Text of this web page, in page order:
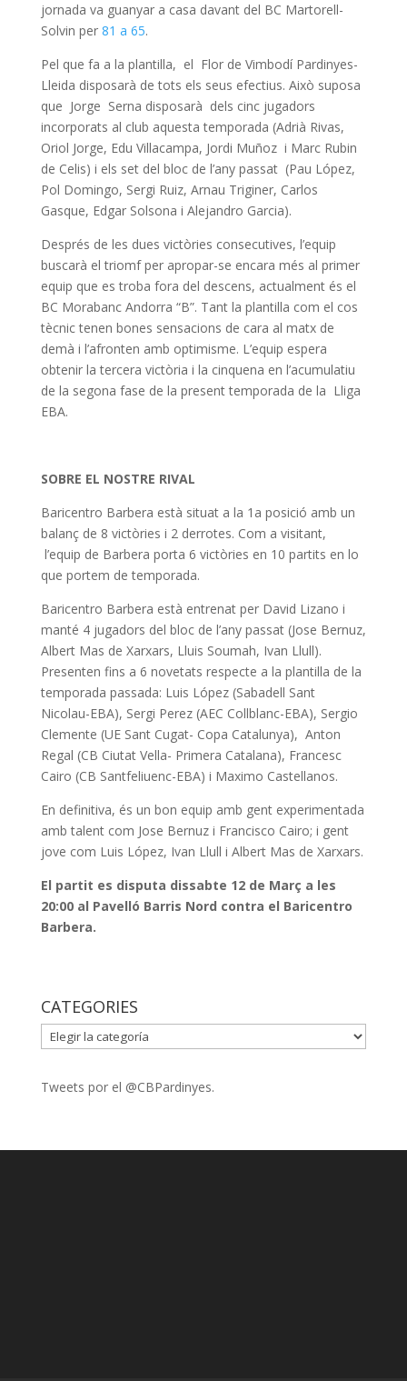
jornada va guanyar a casa davant del BC Martorell-
Solvin per 81 a 65.
Pel que fa a la plantilla, el Flor de Vimbodí Pardinyes-
Lleida disposarà de tots els seus efectius. Això suposa
que Jorge Serna disposarà dels cinc jugadors
incorporats al club aquesta temporada (Adrià Rivas,
Oriol Jorge, Edu Villacampa, Jordi Muñoz i Marc Rubin
de Celis) i els set del bloc de l’any passat (Pau López,
Pol Domingo, Sergi Ruiz, Arnau Triginer, Carlos
Gasque, Edgar Solsona i Alejandro Garcia).
Després de les dues victòries consecutives, l’equip
buscarà el triomf per apropar-se encara més al primer
equip que es troba fora del descens, actualment és el
BC Morabanc Andorra “B”. Tant la plantilla com el cos
tècnic tenen bones sensacions de cara al matx de
demà i l’afronten amb optimisme. L’equip espera
obtenir la tercera victòria i la cinquena en l’acumulatiu
de la segona fase de la present temporada de la Lliga
EBA.
SOBRE EL NOSTRE RIVAL
Baricentro Barbera està situat a la 1a posició amb un
balanç de 8 victòries i 2 derrotes. Com a visitant,
l’equip de Barbera porta 6 victòries en 10 partits en lo
que portem de temporada.
Baricentro Barbera està entrenat per David Lizano i
manté 4 jugadors del bloc de l’any passat (Jose Bernuz,
Albert Mas de Xarxars, Lluis Soumah, Ivan Llull).
Presenten fins a 6 novetats respecte a la plantilla de la
temporada passada: Luis López (Sabadell Sant
Nicolau-EBA), Sergi Perez (AEC Collblanc-EBA), Sergio
Clemente (UE Sant Cugat- Copa Catalunya), Anton
Regal (CB Ciutat Vella- Primera Catalana), Francesc
Cairo (CB Santfeliuenc-EBA) i Maximo Castellanos.
En definitiva, és un bon equip amb gent experimentada
amb talent com Jose Bernuz i Francisco Cairo; i gent
jove com Luis López, Ivan Llull i Albert Mas de Xarxars.
El partit es disputa dissabte 12 de Març a les
20:00 al Pavelló Barris Nord contra el Baricentro
Barbera.
CATEGORIES
CATEGORIES
Tweets por el @CBPardinyes.